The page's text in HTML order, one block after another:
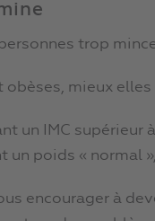
trop
obèses, mieux
un IMC supérieur
un poids « normal
encourager à